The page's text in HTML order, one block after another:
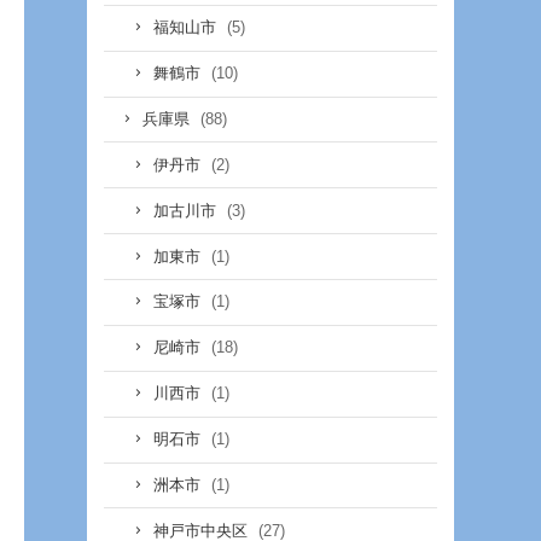
福知山市 (5)
舞鶴市 (10)
兵庫県 (88)
伊丹市 (2)
加古川市 (3)
加東市 (1)
宝塚市 (1)
尼崎市 (18)
川西市 (1)
明石市 (1)
洲本市 (1)
神戸市中央区 (27)